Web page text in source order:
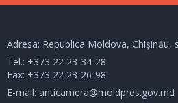
Adresa: Republica Moldova, Chișinău,
Tel.: +373 22 23-34-28
Fax: +373 22 23-26-98
E-mail: anticamera@moldpres.gov.md